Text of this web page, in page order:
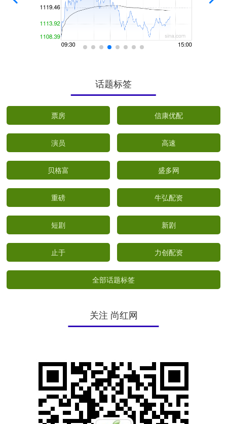
话题标签
票房 信康优配
演员 高速
贝格富 盛多网
重磅 牛弘配资
短剧 新剧
止于 力创配资
全部话题标签
关注 尚红网